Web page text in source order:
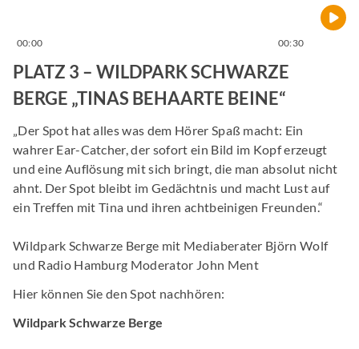
00:00 00:30
PLATZ 3 – WILDPARK SCHWARZE
BERGE „TINAS BEHAARTE BEINE“
„Der Spot hat alles was dem Hörer Spaß macht: Ein
wahrer Ear-Catcher, der sofort ein Bild im Kopf erzeugt
und eine Auflösung mit sich bringt, die man absolut nicht
ahnt. Der Spot bleibt im Gedächtnis und macht Lust auf
ein Treffen mit Tina und ihren achtbeinigen Freunden.“
Wildpark Schwarze Berge mit Mediaberater Björn Wolf
und Radio Hamburg Moderator John Ment
Hier können Sie den Spot nachhören:
Wildpark Schwarze Berge